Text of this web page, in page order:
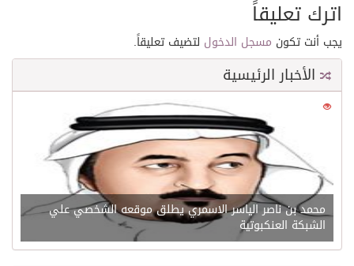
اترك تعليقاً
يجب أنت تكون مسجل الدخول لتضيف تعليقاً.
الأخبار الرئيسية
21638
محمد بن ناصر الياسر الاسمري يطلق موقعه الشخصي علي
الشبكة العنكبوتية